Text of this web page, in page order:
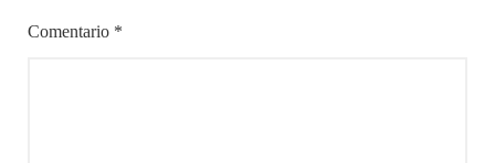
Comentario *